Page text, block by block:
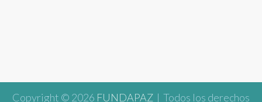
Copyright © 2026 FUNDAPAZ | Todos los derechos